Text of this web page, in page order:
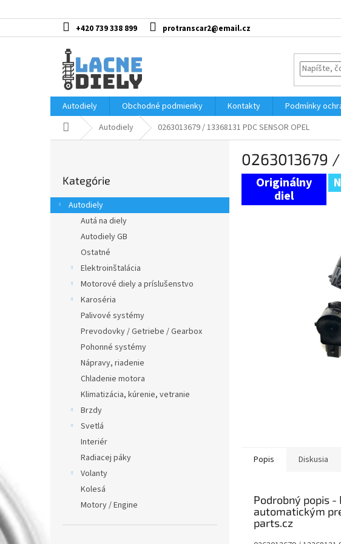
na
+420 739 338 899 protranscar2@email.cz
Autodiely Obchodné podmienky Kontakty Podmínky
DomovAutodiely 0263013679 / 13368131 PDC SENSOR OPEL
ý
p
kategórie
Kategórie
Autodiely
Autá na diely
Autodiely GB
Ostatné
Elektroinštalácia
Motorové diely a príslušenstvo
Karoséria
Palivové systémy
Prevodovky / Getriebe / Gearbox
Pohonné systémy
Nápravy, riadenie
Chladenie motora
Klimatizácia, kúrenie, vetranie
Brzdy
Svetlá
Interiér
Radiacej páky
Volanty
Kolesá
Motory / Engine
0263013679 /
Popis Diskusia
Podrobný popis